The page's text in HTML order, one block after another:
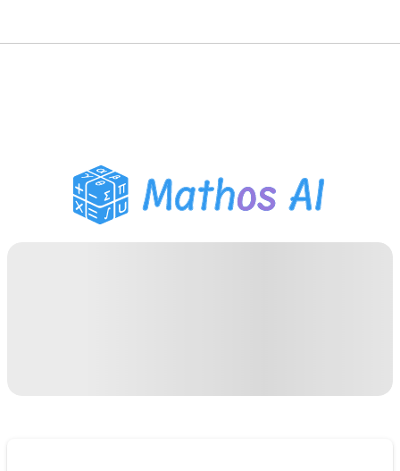
PDF Läxhjälp
Studieverktyg